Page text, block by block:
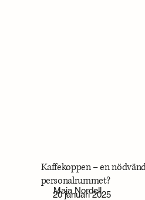
Kaffekoppen – en
personalrummet?
Maja Nordell
20 januari 2025